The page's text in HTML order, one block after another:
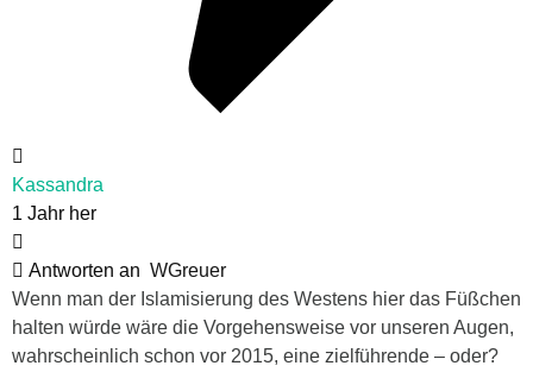
Kassandra
1 Jahr her
Antworten an WGreuer
Wenn man der Islamisierung des Westens hier das Füßchen
halten würde wäre die Vorgehensweise vor unseren Augen,
wahrscheinlich schon vor 2015, eine zielführende – oder?